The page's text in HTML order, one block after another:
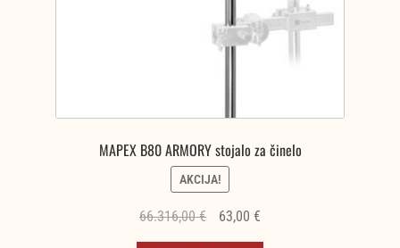
MAPEX B80 ARMORY stojalo za činelo
AKCIJA!
66.316,00€
Izvirna
cena
63,00 €Trenutna
cena